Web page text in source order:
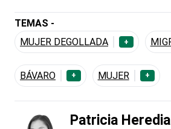
TEMAS -
MUJER DEGOLLADA
+
BÁVARO + MUJER +
Patricia Heredia